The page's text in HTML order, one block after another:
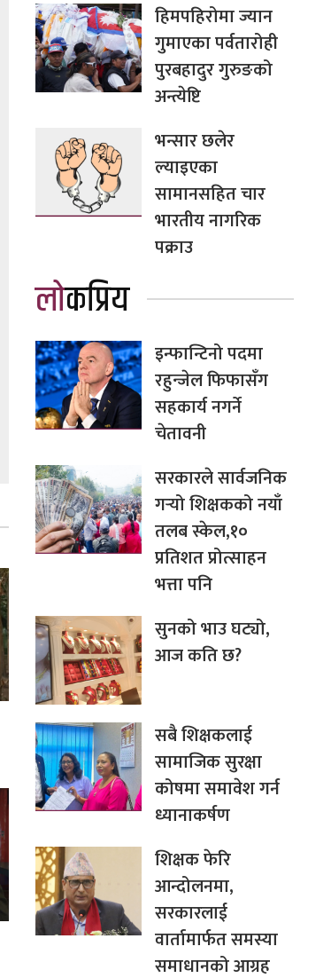
हिमपहिरोमा ज्यान
गुमाएका पर्वतारोही
पुरबहादुर गुरुङको
अन्त्येष्टि
भन्सार छलेर
ल्याइएका
सामानसहित चार
भारतीय नागरिक
पक्राउ
लोकप्रिय
इन्फान्टिनो पदमा
रहुन्जेल फिफासँग
सहकार्य नगर्ने
चेतावनी
सरकारले सार्वजनिक
गर्‍यो शिक्षकको नयाँ
तलब स्केल,१०
प्रतिशत प्रोत्साहन
भत्ता पनि
सुनको भाउ घट्यो,
आज कति छ?
सबै शिक्षकलाई
सामाजिक सुरक्षा
कोषमा समावेश गर्न
ध्यानाकर्षण
शिक्षक फेरि
आन्दोलनमा,
सरकारलाई
वार्तामार्फत समस्या
समाधानको आग्रह